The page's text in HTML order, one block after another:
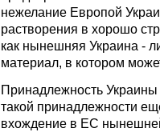
нежелание Европой
растворения в хорошо
как нынешняя Украина -
материал, в котором
Принадлежность
такой принадлежности
вхождение в ЕС